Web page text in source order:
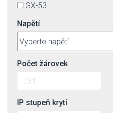
GX-53
Napětí
Počet žárovek
IP stupeň krytí